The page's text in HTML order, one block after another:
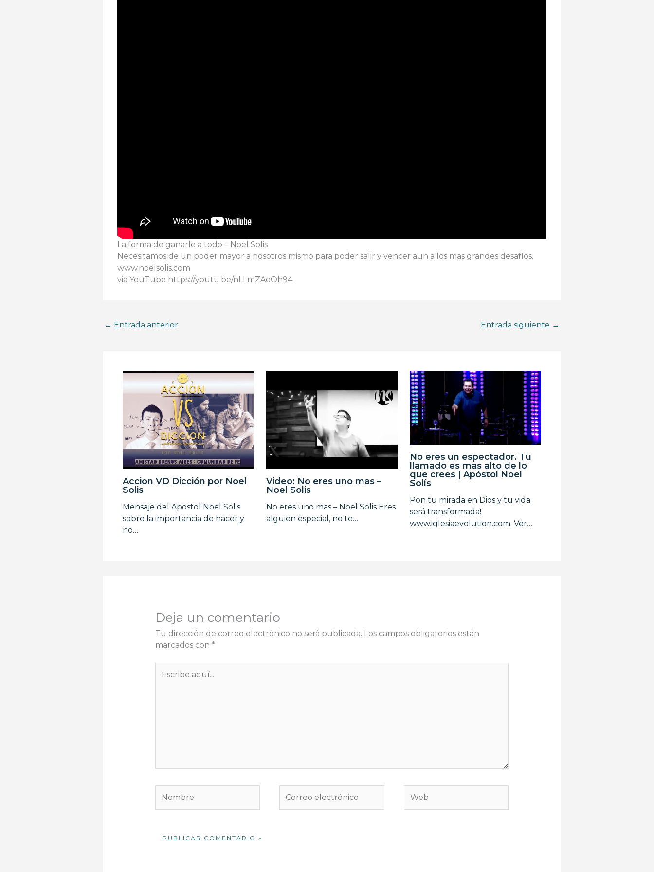
La forma de ganarle a todo – Noel Solis
Necesitamos de un poder mayor a nosotros mismo para poder salir y vencer aun a los mas grandes desafíos.
www.noelsolis.com
via YouTube https://youtu.be/nLLmZAeOh94
← Entrada anterior Entrada siguiente →
Accion VD Dicción por Noel
Solis
Mensaje del Apostol Noel Solis
sobre la importancia de hacer y
no…
Video: No eres uno mas –
Noel Solis
No eres uno mas – Noel Solis Eres
alguien especial, no te…
No eres un espectador. Tu
llamado es mas alto de lo
que crees | Apóstol Noel
Solís
Pon tu mirada en Dios y tu vida
será transformada!
www.iglesiaevolution.com. Ver…
Deja un comentario
Tu dirección de correo electrónico no será publicada. Los campos obligatorios están
marcados con *
aquí...
electrónico